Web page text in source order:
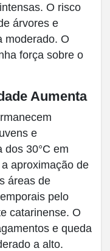
O risco
árvores e
moderado. O
força sobre o
Aumenta
e
dos 30°C em
aproximação de
áreas de
pelo
catarinense. O
e queda
a alto.